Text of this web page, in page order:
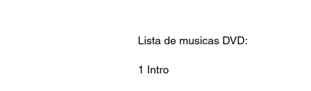
Lista de musicas DVD:
1 Intro